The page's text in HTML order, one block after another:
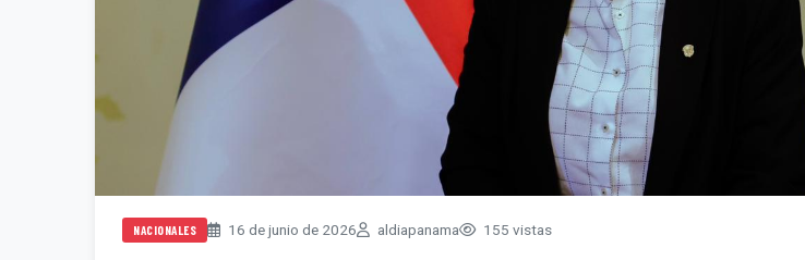
NACIONALES 16 de junio de 2026 aldiapanama 155 vistas